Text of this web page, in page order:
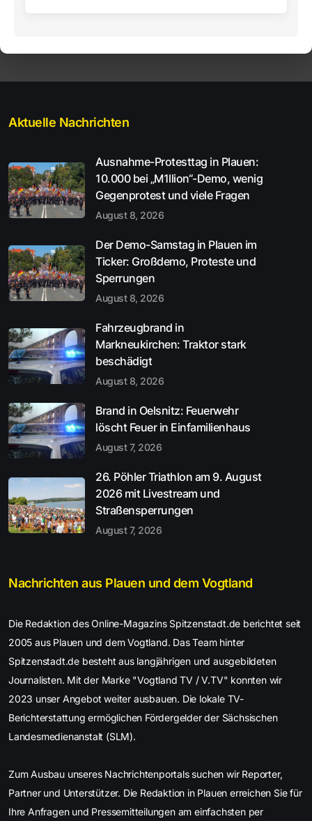
Aktuelle Nachrichten
Ausnahme-Protesttag in Plauen:
10.000 bei „M1llion“-Demo, wenig
Gegenprotest und viele Fragen
August 8, 2026
Der Demo-Samstag in Plauen im
Ticker: Großdemo, Proteste und
Sperrungen
August 8, 2026
Fahrzeugbrand in
Markneukirchen: Traktor stark
beschädigt
August 8, 2026
Brand in Oelsnitz: Feuerwehr
löscht Feuer in Einfamilienhaus
August 7, 2026
26. Pöhler Triathlon am 9. August
2026 mit Livestream und
Straßensperrungen
August 7, 2026
Nachrichten aus Plauen und dem Vogtland
Die Redaktion des Online-Magazins Spitzenstadt.de berichtet seit
2005 aus Plauen und dem Vogtland. Das Team hinter
Spitzenstadt.de besteht aus langjährigen und ausgebildeten
Journalisten. Mit der Marke "Vogtland TV / V.TV" konnten wir
2023 unser Angebot weiter ausbauen. Die lokale TV-
Berichterstattung ermöglichen Fördergelder der Sächsischen
Landesmedienanstalt (SLM).
Zum Ausbau unseres Nachrichtenportals suchen wir Reporter,
Partner und Unterstützer. Die Redaktion in Plauen erreichen Sie für
Ihre Anfragen und Pressemitteilungen am einfachsten per